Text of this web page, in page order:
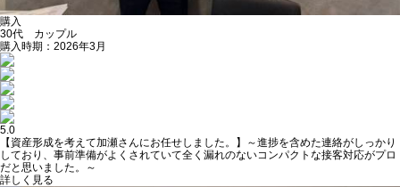
購入
30代 カップル
購入時期：2026年3月
5.0
【資産形成を考えて加瀬さんにお任せしました。】～進捗を含めた連絡がしっかり
しており、事前準備がよくされていて全く漏れのないコンパクトな接客対応がプロ
だと思いました。～
詳しく見る